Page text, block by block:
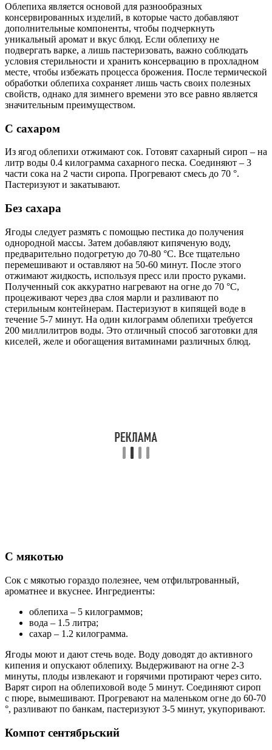
Облепиха является основой для разнообразных
консервированных изделий, в которые часто добавляют
дополнительные компоненты, чтобы подчеркнуть
уникальный аромат и вкус блюд. Если облепиху не
подвергать варке, а лишь пастеризовать, важно соблюдать
условия стерильности и хранить консервацию в прохладном
месте, чтобы избежать процесса брожения. После термической
обработки облепиха сохраняет лишь часть своих полезных
свойств, однако для зимнего времени это все равно является
значительным преимуществом.
С сахаром
Из ягод облепихи отжимают сок. Готовят сахарный сироп – на
литр воды 0.4 килограмма сахарного песка. Соединяют – 3
части сока на 2 части сиропа. Прогревают смесь до 70 °.
Пастеризуют и закатывают.
Без сахара
Ягоды следует размять с помощью пестика до получения
однородной массы. Затем добавляют кипяченую воду,
предварительно подогретую до 70-80 °C. Все тщательно
перемешивают и оставляют на 50-60 минут. После этого
отжимают жидкость, используя пресс или просто руками.
Полученный сок аккуратно нагревают на огне до 70 °C,
процеживают через два слоя марли и разливают по
стерильным контейнерам. Пастеризуют в кипящей воде в
течение 5-7 минут. На один килограмм облепихи требуется
200 миллилитров воды. Это отличный способ заготовки для
киселей, желе и обогащения витаминами различных блюд.
С мякотью
Сок с мякотью гораздо полезнее, чем отфильтрованный,
ароматнее и вкуснее. Ингредиенты:
облепиха – 5 килограммов;
вода – 1.5 литра;
сахар – 1.2 килограмма.
Ягоды моют и дают стечь воде. Воду доводят до активного
кипения и опускают облепиху. Выдерживают на огне 2-3
минуты, плоды извлекают и горячими протирают через сито.
Варят сироп на облепиховой воде 5 минут. Соединяют сироп
с пюре, вымешивают. Прогревают на маленьком огне до 60-70
°, разливают по банкам, пастеризуют 3-5 минут, укупоривают.
Компот сентябрьский